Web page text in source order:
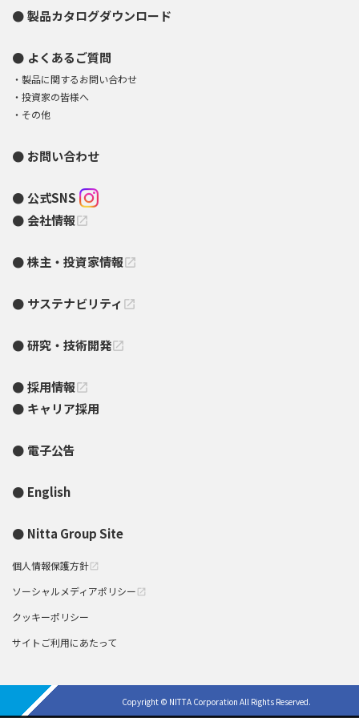
製品カタログダウンロード
よくあるご質問
製品に関するお問い合わせ
投資家の皆様へ
その他
お問い合わせ
公式SNS
会社情報open_in_new
株主・投資家情報open_in_new
サステナビリティ open_in_new
研究・技術開発open_in_new
採用情報open_in_new
キャリア採用
電子公告
English
Nitta Group Site
個人情報保護方針 open_in_new
ソーシャルメディアポリシー open_in_new
クッキーポリシー
サイトご利用にあたって
Copyright © NITTA Corporation All Rights Reserved.